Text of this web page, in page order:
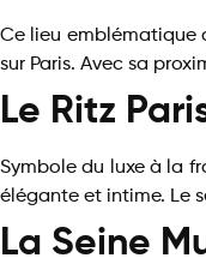
Ce lieu emblématique
sur Paris. Avec sa
Le Ritz
Symbole du luxe à la
élégante et intime. Le
La Seine